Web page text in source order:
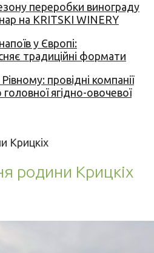
переробки винограду
на KRITSKI WINERY
у Європі:
традиційні формати
провідні компанії
ягідно-овочевої
Крицкіх
родини Крицкіх